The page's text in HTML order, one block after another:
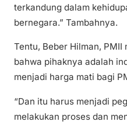
terkandung dalam
bernegara.” Tambahnya.
Tentu, Beber Hilman,
bahwa pihaknya adalah
menjadi harga mati bagi
“Dan itu harus menjadi
melakukan proses dan